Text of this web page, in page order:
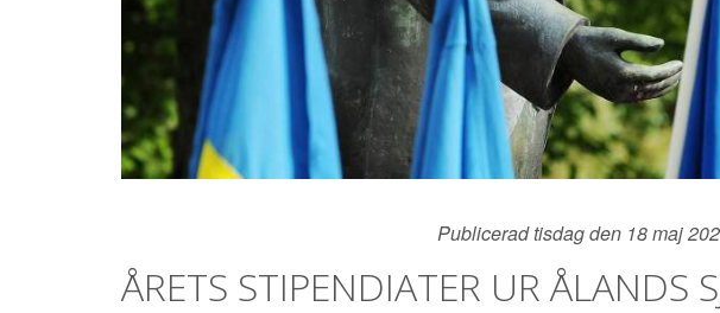
Publicerad tisdag den 18 maj
ÅRETS STIPENDIATER UR ÅLANDS